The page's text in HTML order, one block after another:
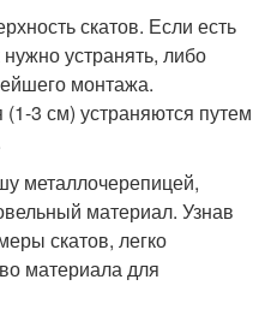
скатов. Если есть
устранять, либо
монтажа.
3 см) устраняются путем
металлочерепицей,
материал. Узнав
скатов, легко
материала для